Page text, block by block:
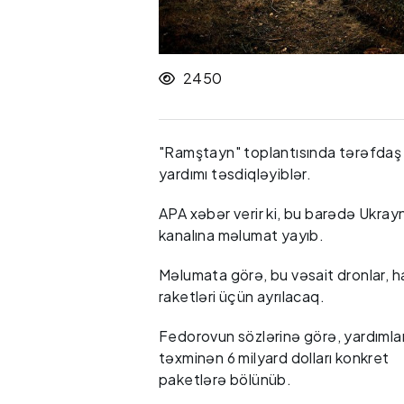
2450
"Ramştayn" toplantısında
yardımı təsdiqləyiblər.
APA xəbər verir ki, bu barədə
kanalına məlumat yayıb.
Məlumata görə, bu vəsait dronlar,
raketləri üçün ayrılacaq.
Fedorovun sözlərinə görə,
təxminən 6 milyard dolları konkret
paketlərə bölünüb.